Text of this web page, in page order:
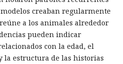
creaban regularmente
a los animales alrededor
pueden indicar
con la edad, el
la estructura de las historias